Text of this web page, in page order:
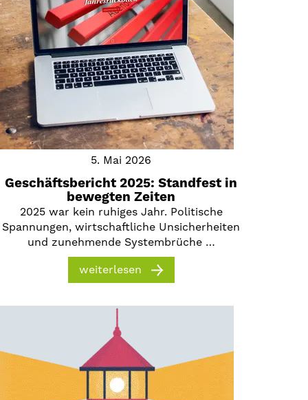
5. Mai 2026
Geschäftsbericht 2025: Standfest in
bewegten Zeiten
2025 war kein ruhiges Jahr. Politische
Spannungen, wirtschaftliche Unsicherheiten
und zunehmende Systembrüche …
weiterlesen